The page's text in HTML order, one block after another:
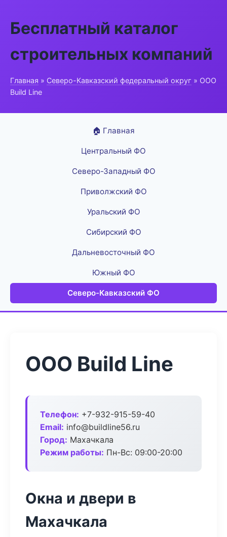
Бесплатный каталог
строительных компаний
Главная » Северо-Кавказский федеральный округ » ООО
Build Line
🏠 Главная
Центральный ФО
Северо-Западный ФО
Приволжский ФО
Уральский ФО
Сибирский ФО
Дальневосточный ФО
Южный ФО
Северо-Кавказский ФО
ООО Build Line
Телефон: +7-932-915-59-40
Email: info@buildline56.ru
Город: Махачкала
Режим работы: Пн-Вс: 09:00-20:00
Окна и двери в
Махачкала